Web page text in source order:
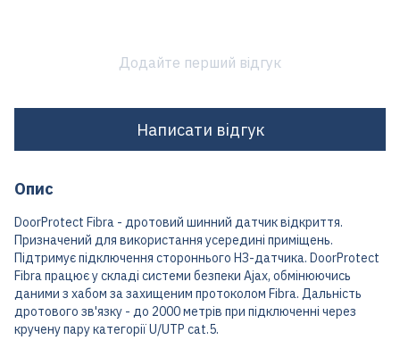
Додайте перший відгук
Написати відгук
Опис
DoorProtect Fibra - дротовий шинний датчик відкриття.
Призначений для використання усередині приміщень.
Підтримує підключення стороннього НЗ-датчика. DoorProtect
Fibra працює у складі системи безпеки Ajax, обмінюючись
даними з хабом за захищеним протоколом Fibra. Дальність
дротового зв'язку - до 2000 метрів при підключенні через
кручену пару категорії U/UTP cat.5.